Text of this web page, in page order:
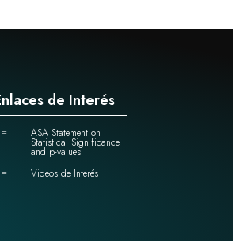
de Interés
= ASA Statement on
Statistical Significance
and p-values
= Videos de Interés